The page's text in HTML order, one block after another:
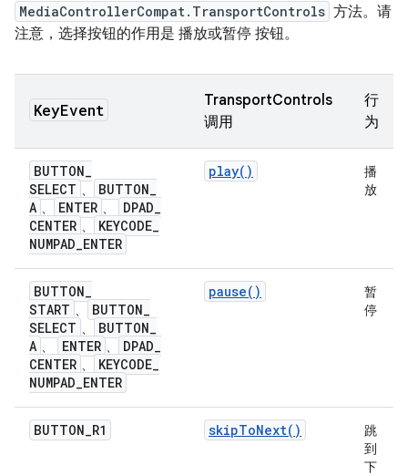
MediaControllerCompat.TransportControls 方法。请
注意，选择按钮的作用是 播放或暂停 按钮。
KeyEvent
TransportControls
调用
行
为
BUTTON_
SELECT 、 BUTTON_
A 、 ENTER 、 DPAD_
CENTER 、 KEYCODE_
NUMPAD_ENTER
play()
播
放
BUTTON_
START 、 BUTTON_
SELECT 、 BUTTON_
A 、 ENTER 、 DPAD_
CENTER 、 KEYCODE_
NUMPAD_ENTER
pause()
暂
停
BUTTON_R1 skipToNext()
跳
到
下